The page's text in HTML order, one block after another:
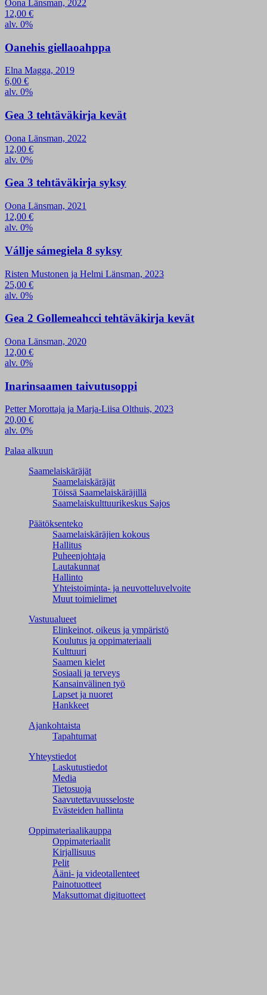
Oona Länsman, 2022
12,00 €
alv. 0%
Oanehis giellaoahppa
Elna Magga, 2019
6,00 €
alv. 0%
Gea 3 tehtäväkirja kevät
Oona Länsman, 2022
12,00 €
alv. 0%
Gea 3 tehtäväkirja syksy
Oona Länsman, 2021
12,00 €
alv. 0%
Vállje sámegiela 8 syksy
Risten Mustonen ja Helmi Länsman, 2023
25,00 €
alv. 0%
Gea 2 Gollemeahcci tehtäväkirja kevät
Oona Länsman, 2020
12,00 €
alv. 0%
Inarinsaamen taivutusoppi
Petter Morottaja ja Marja-Liisa Olthuis, 2023
20,00 €
alv. 0%
Palaa alkuun
Saamelaiskäräjät
Saamelaiskäräjät
Töissä Saamelaiskäräjillä
Saamelaiskulttuuri­keskus Sajos
Päätöksenteko
Saamelaiskäräjien kokous
Hallitus
Puheenjohtaja
Lautakunnat
Hallinto
Yhteistoiminta- ja neuvotteluvelvoite
Muut toimielimet
Vastuualueet
Elinkeinot, oikeus ja ympäristö
Koulutus ja oppimateriaali
Kulttuuri
Saamen kielet
Sosiaali ja terveys
Kansainvälinen työ
Lapset ja nuoret
Hankkeet
Ajankohtaista
Tapahtumat
Yhteystiedot
Laskutustiedot
Media
Tietosuoja
Saavutettavuusseloste
Evästeiden hallinta
Oppimateriaalikauppa
Oppimateriaalit
Kirjallisuus
Pelit
Ääni- ja videotallenteet
Painotuotteet
Maksuttomat digituotteet